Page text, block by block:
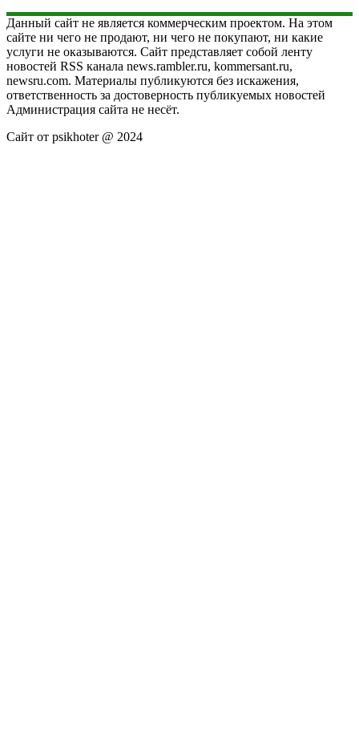
Данный сайт не является коммерческим проектом. На этом
сайте ни чего не продают, ни чего не покупают, ни какие
услуги не оказываются. Сайт представляет собой ленту
новостей RSS канала news.rambler.ru, kommersant.ru,
newsru.com. Материалы публикуются без искажения,
ответственность за достоверность публикуемых новостей
Администрация сайта не несёт.
Сайт от psikhoter @ 2024